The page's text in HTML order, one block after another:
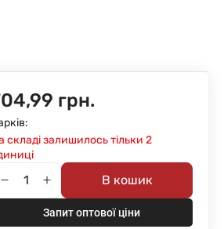
грн.
складі залишилось тільки 2
В кошик
Запит оптової ціни